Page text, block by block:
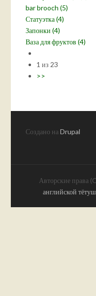
bar brooch (5)
Статуэтка (4)
Запонки (4)
Ваза для фруктов (4)
1 из 23
>>
Создано наDrupal
Авторские права
английской